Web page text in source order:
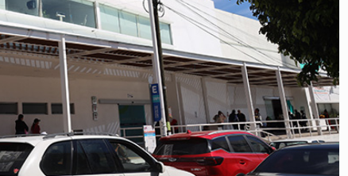
en Michoacán para reactivar exportación de aguacate